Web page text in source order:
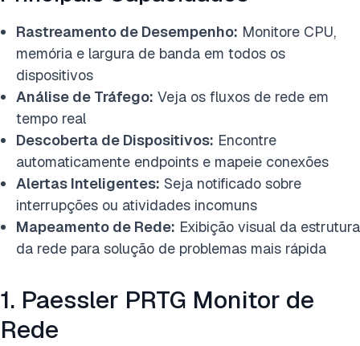
Rastreamento de Desempenho: Monitore CPU,
memória e largura de banda em todos os
dispositivos
Análise de Tráfego: Veja os fluxos de rede em
tempo real
Descoberta de Dispositivos: Encontre
automaticamente endpoints e mapeie conexões
Alertas Inteligentes: Seja notificado sobre
interrupções ou atividades incomuns
Mapeamento de Rede: Exibição visual da estrutura
da rede para solução de problemas mais rápida
1. Paessler PRTG Monitor de
Rede